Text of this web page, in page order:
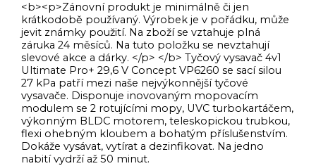
<b><p>Zánovní produkt je minimálně či jen
krátkodobě používaný. Výrobek je v pořádku, může
jevit známky použití. Na zboží se vztahuje plná
záruka 24 měsíců. Na tuto položku se nevztahují
slevové akce a dárky. </p> </b> Tyčový vysavač 4v1
Ultimate Pro+ 29,6 V Concept VP6260 se sací silou
27 kPa patří mezi naše nejvýkonnější tyčové
vysavače. Disponuje inovovaným mopovacím
modulem se 2 rotujícími mopy, UVC turbokartáčem,
výkonným BLDC motorem, teleskopickou trubkou,
flexi ohebným kloubem a bohatým příslušenstvím.
Dokáže vysávat, vytírat a dezinfikovat. Na jedno
nabití vydrží až 50 minut.